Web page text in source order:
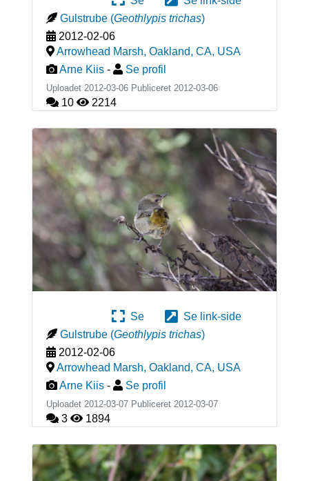
Gulstrube (Geothlypis trichas)
2012-02-06
Arrowhead Marsh, Oakland, CA, USA
Arne Kiis - Se profil
Uploadet 2012-03-06 Publiceret 2012-03-06
10 2214
Se
Se link-side
Gulstrube (Geothlypis trichas)
2012-02-06
Arrowhead Marsh, Oakland, CA, USA
Arne Kiis - Se profil
Uploadet 2012-03-07 Publiceret 2012-03-07
3 1894